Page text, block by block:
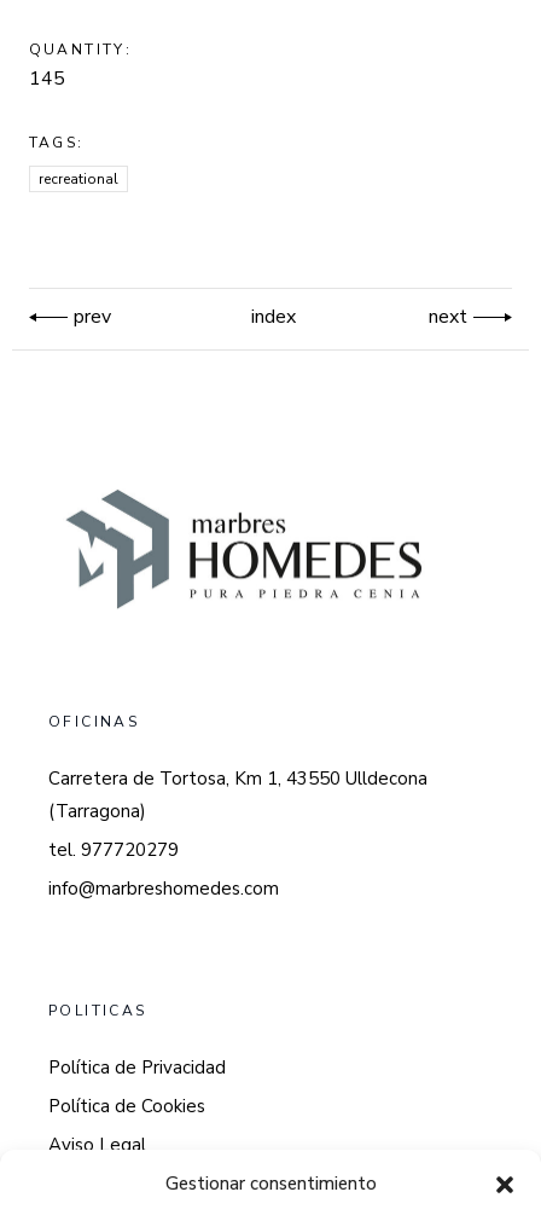
Gestionar consentimiento
QUANTITY:
145
TAGS:
recreational
prev index next
OFICINAS
Carretera de Tortosa, Km 1, 43550 Ulldecona
(Tarragona)
tel. 977720279
info@marbreshomedes.com
POLITICAS
Política de Privacidad
Política de Cookies
Aviso Legal